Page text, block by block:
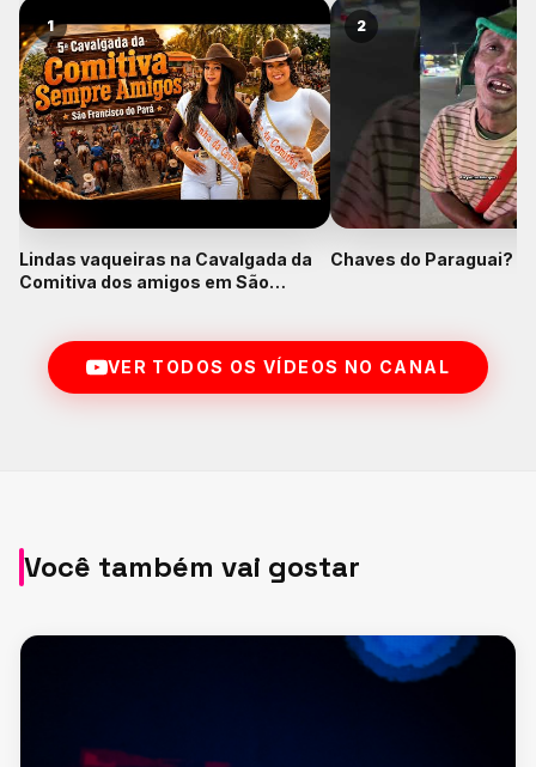
1
Lindas vaqueiras na Cavalgada da
Comitiva dos amigos em São
2
Chaves do Paraguai?
VER TODOS OS VÍDEOS NO CANAL
Você também vai gostar